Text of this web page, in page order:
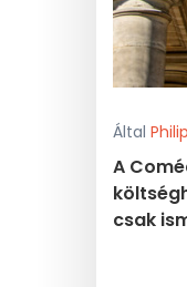
Által
A
csak